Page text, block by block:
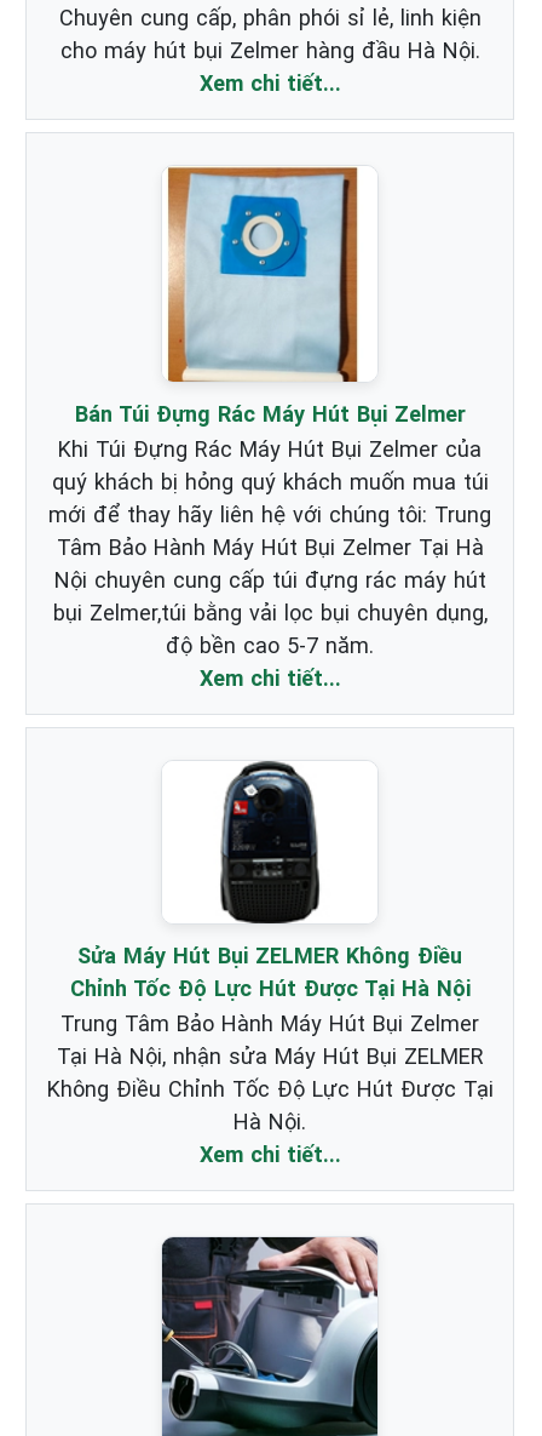
Chuyên cung cấp, phân phói sỉ lẻ, linh kiện
cho máy hút bụi Zelmer hàng đầu Hà Nội.
Xem chi tiết...
Bán Túi Đựng Rác Máy Hút Bụi Zelmer
Khi Túi Đựng Rác Máy Hút Bụi Zelmer của
quý khách bị hỏng quý khách muốn mua túi
mới để thay hãy liên hệ với chúng tôi: Trung
Tâm Bảo Hành Máy Hút Bụi Zelmer Tại Hà
Nội chuyên cung cấp túi đựng rác máy hút
bụi Zelmer,túi bằng vải lọc bụi chuyên dụng,
độ bền cao 5-7 năm.
Xem chi tiết...
Sửa Máy Hút Bụi ZELMER Không Điều
Chỉnh Tốc Độ Lực Hút Được Tại Hà Nội
Trung Tâm Bảo Hành Máy Hút Bụi Zelmer
Tại Hà Nội, nhận sửa Máy Hút Bụi ZELMER
Không Điều Chỉnh Tốc Độ Lực Hút Được Tại
Hà Nội.
Xem chi tiết...